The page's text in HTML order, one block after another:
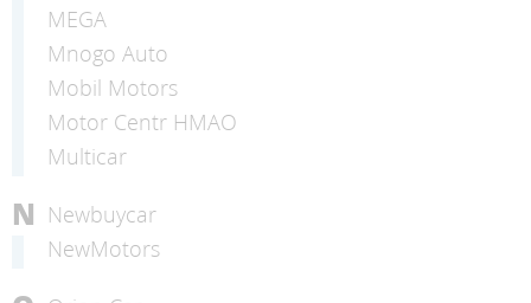
MEGA
Mnogo Auto
Mobil Motors
Motor Centr HMAO
Multicar
N Newbuycar
NewMotors